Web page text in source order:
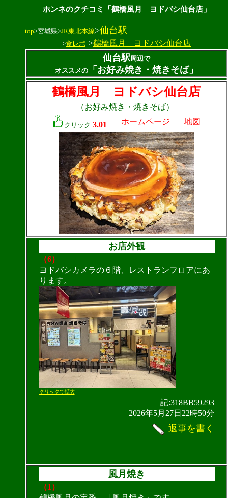
ホンネのクチコミ「鶴橋風月 ヨドバシ仙台店」
top>宮城県>JR東北本線>仙台駅
>食レポ >鶴橋風月 ヨドバシ仙台店
仙台駅周辺で
オススメの
「お好み焼き・焼きそば」
鶴橋風月 ヨドバシ仙台店
（お好み焼き・焼きそば）
クリック 3.01 ホームページ 地図
お店外観
（6）
ヨドバシカメラの６階、レストランフロアにあ
ります。
クリックで拡大
記:318BB59293
2026年5月27日22時50分
返事を書く
風月焼き
（1）